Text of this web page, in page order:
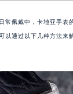
常佩戴中，卡地亚手表
以通过以下几种方法来